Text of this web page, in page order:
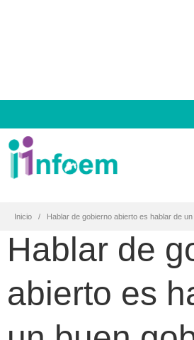
Inicio Hablar de gobierno abierto es hablar de
Hablar de
abierto es